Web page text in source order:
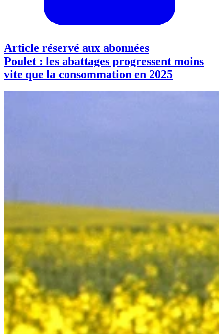
Article réservé aux abonnées
Poulet : les abattages progressent moins
vite que la consommation en 2025